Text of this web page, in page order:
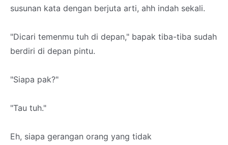
Health
susunan kata dengan berjuta arti, ahh indah sekali.
"Dicari temenmu tuh di depan," bapak tiba-tiba sudah
berdiri di depan pintu.
"Siapa pak?"
"Tau tuh."
Eh, siapa gerangan orang yang tidak